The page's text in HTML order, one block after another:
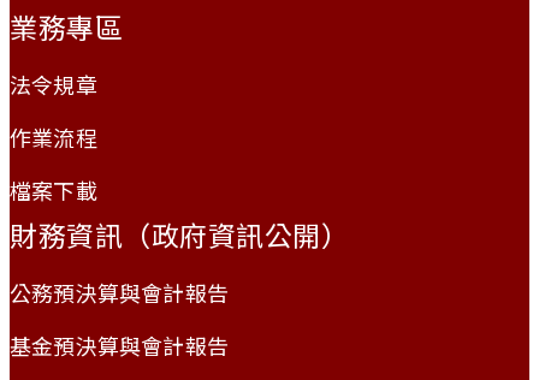
業務專區
法令規章
作業流程
檔案下載
財務資訊（政府資訊公開）
公務預決算與會計報告
基金預決算與會計報告